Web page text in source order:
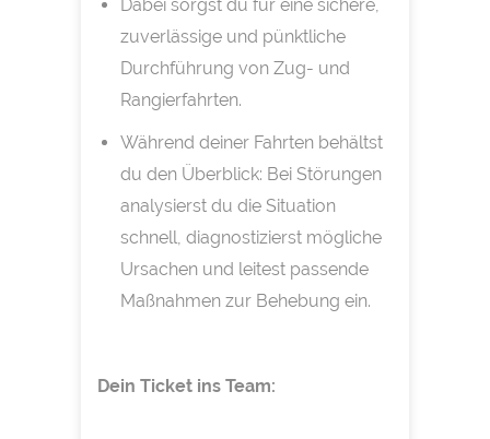
Dabei sorgst du für eine sichere,
zuverlässige und pünktliche
Durchführung von Zug- und
Rangierfahrten.
Während deiner Fahrten behältst
du den Überblick: Bei Störungen
analysierst du die Situation
schnell, diagnostizierst mögliche
Ursachen und leitest passende
Maßnahmen zur Behebung ein.
Dein Ticket ins Team: